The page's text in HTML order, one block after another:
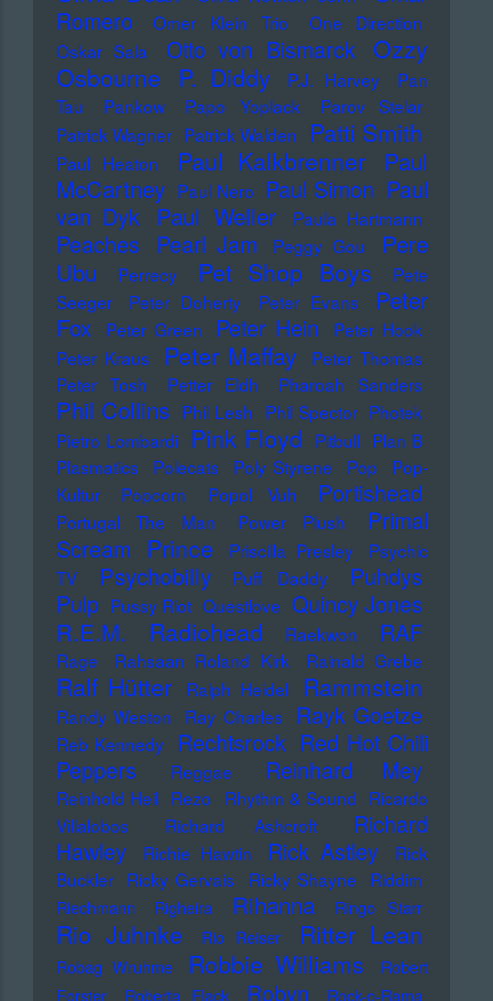
Romero
Omer Klein Trio
One Direction
Oskar Sala
Otto von Bismarck Ozzy
Osbourne
P. Diddy P.J. Harvey
Pan
Tau
Pankow Papo Yoplack
Parov Stelar
Patrick Wagner Patrick Walden Patti Smith
Paul Heaton Paul Kalkbrenner
Paul
McCartney Paul Nero Paul Simon Paul
van Dyk Paul Weller Paula Hartmann
Peaches Pearl Jam Peggy Gou
Pere
Ubu
Perrecy Pet Shop Boys
Pete
Seeger
Peter Doherty Peter Evans
Peter
Fox
Peter Green Peter Hein
Peter Hook
Peter Kraus
Peter Maffay
Peter Thomas
Peter Tosh
Petter Eldh Pharoah Sanders
Phil Collins Phil Lesh Phil Spector Photek
Pietro Lombardi
Pink Floyd Pitbull Plan B
Plasmatics
Polecats Poly Styrene Pop
Pop-
Kultur
Popcorn Popol Vuh Portishead
Portugal The Man Power Plush
Primal
Scream
Prince Priscilla Presley
Psychic
TV
Psychobilly Puff Daddy
Puhdys
Pulp Pussy Riot Questlove Quincy Jones
R.E.M. Radiohead Raekwon RAF
Rage Rahsaan Roland Kirk Rainald Grebe
Ralf Hütter Ralph Heidel Rammstein
Randy Weston Ray Charles Rayk Goetze
Reb Kennedy Rechtsrock Red Hot Chili
Peppers
Reggae Reinhard Mey
Reinhold Heil Rezo Rhythm & Sound Ricardo
Villalobos
Richard Ashcroft
Richard
Hawley
Richie Hawtin Rick Astley
Rick
Buckler
Ricky Gervais Ricky Shayne Riddim
Riechmann Righeira Rihanna Ringo Starr
Rio Juhnke Rio Reiser Ritter Lean
Robag Wruhme Robbie Williams
Robert
Forster
Roberta Flack Robyn Rock-o-Rama